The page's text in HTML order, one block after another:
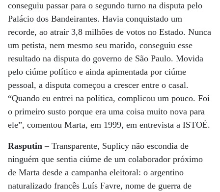
conseguiu passar para o segundo turno na disputa pelo
Palácio dos Bandeirantes. Havia conquistado um
recorde, ao atrair 3,8 milhões de votos no Estado. Nunca
um petista, nem mesmo seu marido, conseguiu esse
resultado na disputa do governo de São Paulo. Movida
pelo ciúme político e ainda apimentada por ciúme
pessoal, a disputa começou a crescer entre o casal.
“Quando eu entrei na política, complicou um pouco. Foi
o primeiro susto porque era uma coisa muito nova para
ele”, comentou Marta, em 1999, em entrevista a ISTOÉ.
Rasputin – Transparente, Suplicy não escondia de
ninguém que sentia ciúme de um colaborador próximo
de Marta desde a campanha eleitoral: o argentino
naturalizado francês Luís Favre, nome de guerra de